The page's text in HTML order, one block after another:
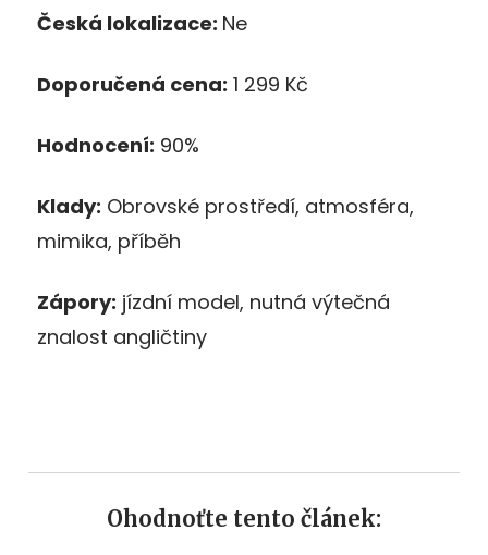
Česká lokalizace: Ne
Doporučená cena: 1 299 Kč
Hodnocení: 90%
Klady: Obrovské prostředí, atmosféra,
mimika, příběh
Zápory: jízdní model, nutná výtečná
znalost angličtiny
Ohodnoťte tento článek: